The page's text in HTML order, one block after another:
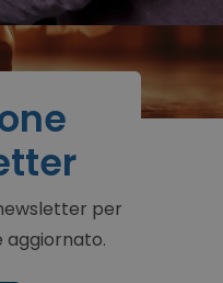
per
aggiornato.